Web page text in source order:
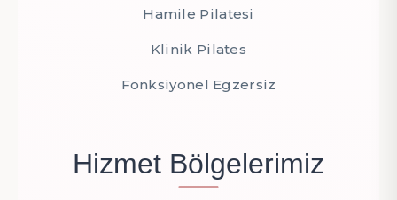
Hamile Pilatesi
Klinik Pilates
Fonksiyonel Egzersiz
Hizmet Bölgelerimiz